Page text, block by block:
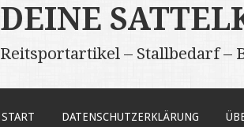
DEINE
Reitsportartikel – Stallbedarf –
START DATENSCHUTZERKLÄRUNG